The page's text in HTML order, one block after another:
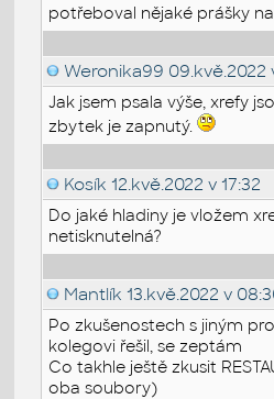
potřeboval nějaké prášky
Weronika99 09.kvě.2022
Jak jsem psala výše, xrefy
zbytek je zapnutý.
Kosík 12.kvě.2022 v 17:32
Do jaké hladiny je vložem
netisknutelná?
Mantlík 13.kvě.2022 v
Po zkušenostech s jiným
kolegovi řešil, se zeptám
Co takhle ještě zkusit
oba soubory)